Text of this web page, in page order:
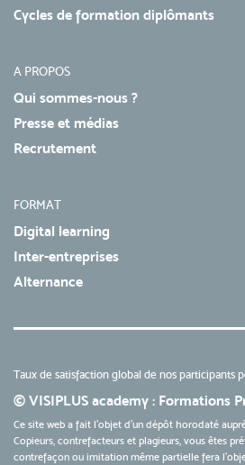
Cycles de formation diplômants
A PROPOS
Qui sommes-nous ?
Presse et médias
Recrutement
FORMAT
Digital learning
Inter-entreprises
Alternance
Taux de satisfaction global de nos participants
© VISIPLUS academy : Formations
Ce site web a fait l'objet d'un dépôt horodaté
Copieurs, contrefacteurs et plagieurs, vous êtes
contrefaçon ou imitation même partielle fera